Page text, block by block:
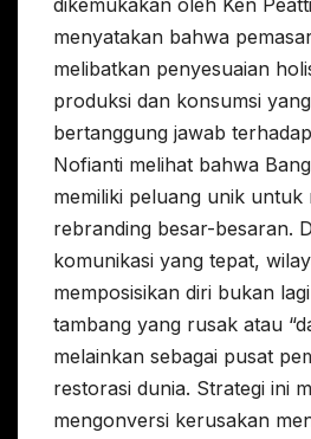
dikemukakan oleh Ken
menyatakan bahwa
melibatkan penyesuaian
produksi dan konsumsi
bertanggung jawab
Nofianti melihat bahwa
memiliki peluang unik untuk
rebranding besar-besaran.
komunikasi yang tepat,
memposisikan diri bukan
tambang yang rusak atau
melainkan sebagai pusat
restorasi dunia. Strategi ini
mengonversi kerusakan